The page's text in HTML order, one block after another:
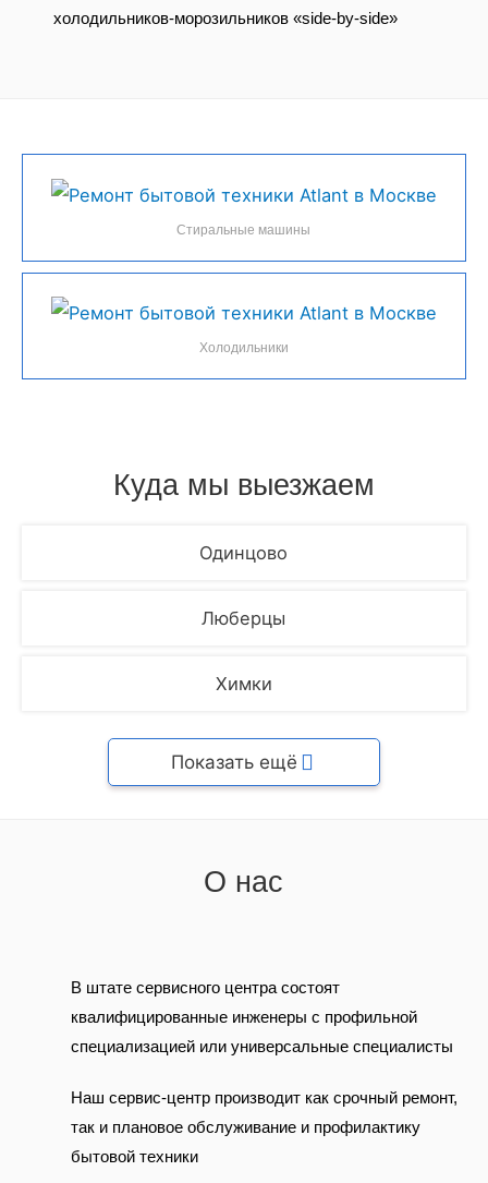
холодильников-морозильников «side-by-side»
Стиральные машины
Холодильники
Куда мы выезжаем
Одинцово
Люберцы
Химки
Показать ещё
О нас
В штате сервисного центра состоят
квалифицированные инженеры с профильной
специализацией или универсальные специалисты
Наш сервис-центр производит как срочный ремонт,
так и плановое обслуживание и профилактику
бытовой техники